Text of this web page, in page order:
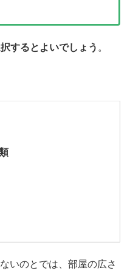
するとよいでしょう 。
いのとでは、部屋の広さ